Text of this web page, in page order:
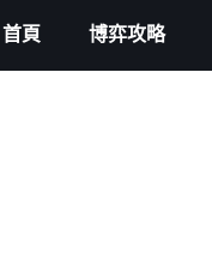
首頁 博弈攻略